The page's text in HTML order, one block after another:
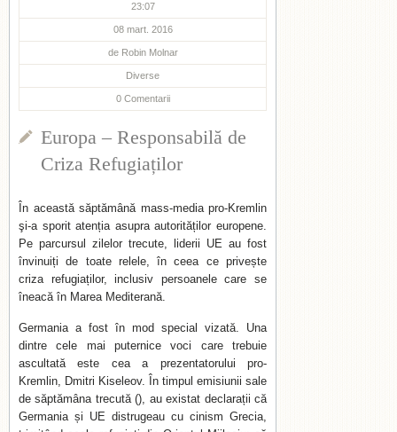
23:07
08 mart. 2016
de Robin Molnar
Diverse
0 Comentarii
Europa – Responsabilă de
Criza Refugiaților
În această săptămână mass-media pro-Kremlin
şi-a sporit atenția asupra autorităților europene.
Pe parcursul zilelor trecute, liderii UE au fost
învinuiți de toate relele, în ceea ce privește
criza refugiaților, inclusiv persoanele care se
îneacă în Marea Mediterană.
Germania a fost în mod special vizată. Una
dintre cele mai puternice voci care trebuie
ascultată este cea a prezentatorului pro-
Kremlin, Dmitri Kiseleov. În timpul emisiunii sale
de săptămâna trecută (), au existat declarații că
Germania și UE distrugeau cu cinism Grecia,